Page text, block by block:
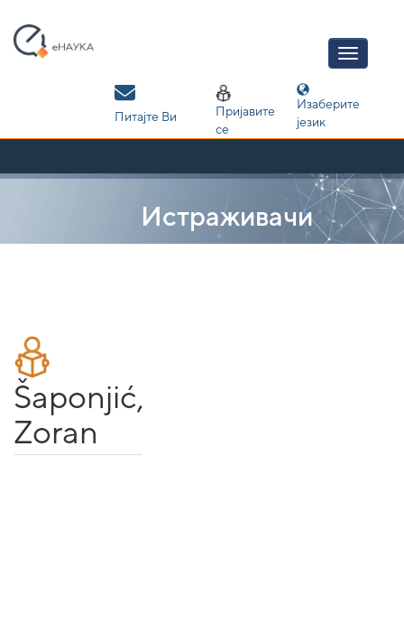
navigation
Питајте Ви
Пријавите
се
Изаберите
језик
Истраживачи
Šaponjić,
Zoran